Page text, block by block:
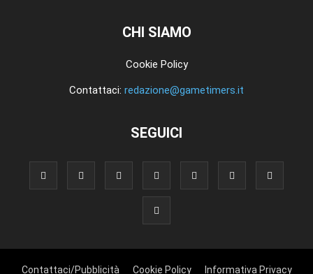
CHI SIAMO
Cookie Policy
Contattaci: redazione@gametimers.it
SEGUICI
Contattaci/Pubblicità Cookie Policy Informativa Privacy